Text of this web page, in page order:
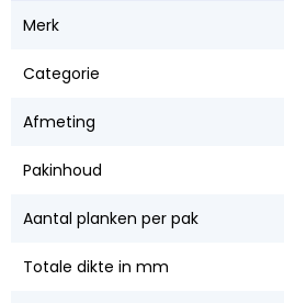
Merk
Categorie
Afmeting
Pakinhoud
Aantal planken per pak
Totale dikte in mm